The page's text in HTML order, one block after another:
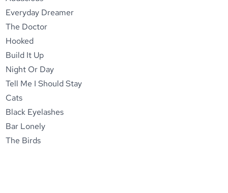
Everyday Dreamer
The Doctor
Hooked
Build It Up
Night Or Day
Tell Me I Should Stay
Cats
Black Eyelashes
Bar Lonely
The Birds